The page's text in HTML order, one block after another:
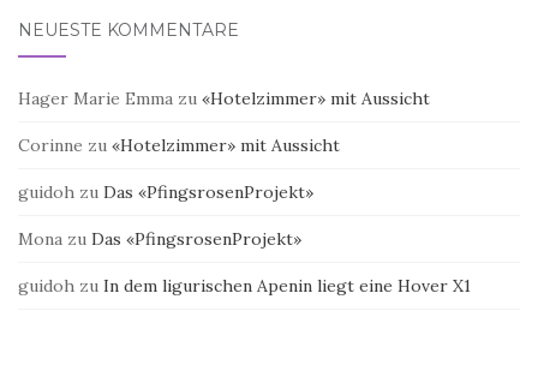
NEUESTE KOMMENTARE
Hager Marie Emma zu «Hotelzimmer» mit Aussicht
Corinne zu «Hotelzimmer» mit Aussicht
guidoh zu Das «PfingsrosenProjekt»
Mona zu Das «PfingsrosenProjekt»
guidoh zu In dem ligurischen Apenin liegt eine Hover X1